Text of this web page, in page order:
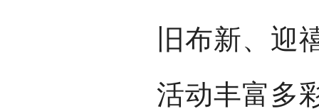
旧布新、迎
活动丰富多